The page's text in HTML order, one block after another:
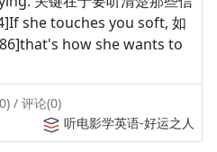
she touches you soft, 如
how she wants to
/ 评论(0)
听电影学英语-好运之人